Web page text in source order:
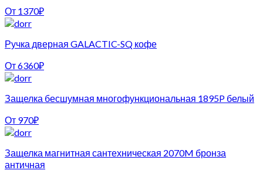
От 1370₽
Ручка дверная GALACTIC-SQ кофе
От6360₽
Защелка бесшумная многофункциональная 1895P белый
От 970₽
Защелка магнитная сантехническая 2070M бронза
античная